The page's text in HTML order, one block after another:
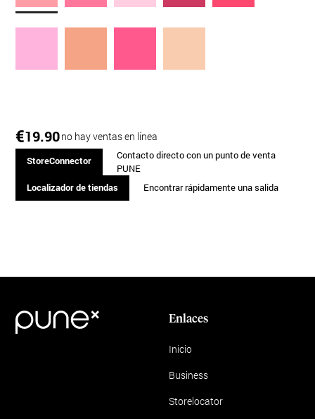
€19.90no hay ventas en línea
StoreConnector
Contacto directo con un punto de venta
PUNE
Localizador de tiendas
Encontrar rápidamente una salida
Enlaces
Inicio
Business
Storelocator